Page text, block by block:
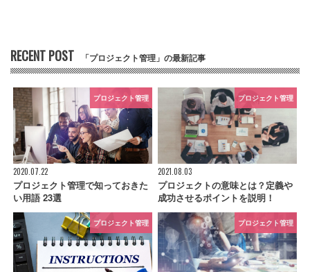
RECENT POST 「プロジェクト管理」の最新記事
プロジェクト管理
2020.07.22
プロジェクト管理で知っておきた
い用語 23選
プロジェクト管理
2021.08.03
プロジェクトの意味とは？定義や
成功させるポイントを説明！
プロジェクト管理 プロジェクト管理